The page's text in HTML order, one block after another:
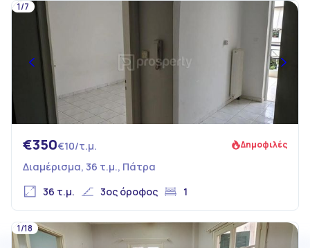
1/7
€350€10/τ.μ. Δημοφιλές
Διαμέρισμα, 36 τ.μ., Πάτρα
36 τ.μ.
3ος όροφος 1
1/18